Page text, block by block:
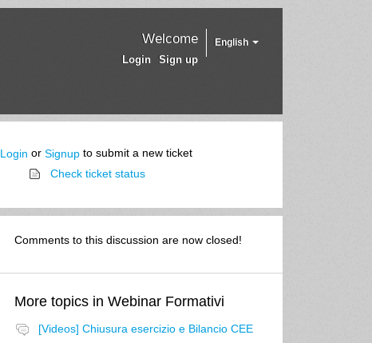
English
Welcome
Login Sign up
Login orSignup to submit a new ticket
Check ticket status
Comments to this discussion are now closed!
More topics in Webinar Formativi
[Videos] Chiusura esercizio e Bilancio CEE